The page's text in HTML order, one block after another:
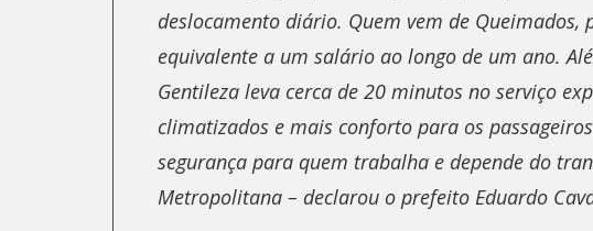
deslocamento diário. Quem vem de Queimados,
equivalente a um salário ao longo de um ano.
Gentileza leva cerca de 20 minutos no serviço
climatizados e mais conforto para os
segurança para quem trabalha e depende do
Metropolitana – declarou o prefeito Eduardo